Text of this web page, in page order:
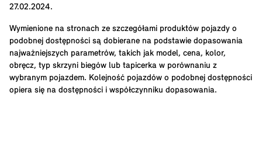
27.02.2024.
Wymienione na stronach ze szczegółami produktów pojazdy o
podobnej dostępności są dobierane na podstawie dopasowania
najważniejszych parametrów, takich jak model, cena, kolor,
obręcz, typ skrzyni biegów lub tapicerka w porównaniu z
wybranym pojazdem. Kolejność pojazdów o podobnej dostępności
opiera się na dostępności i współczynniku dopasowania.